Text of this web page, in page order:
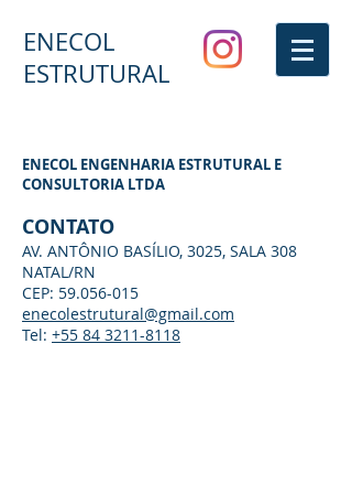
ENECOL
ESTRUTURAL
ENECOL ENGENHARIA ESTRUTURAL E
CONSULTORIA LTDA
CONTATO
AV. ANTÔNIO BASÍLIO, 3025, SALA 308
NATAL/RN
CEP: 59.056-015
enecolestrutural@gmail.com
Tel: +55 84 3211-8118